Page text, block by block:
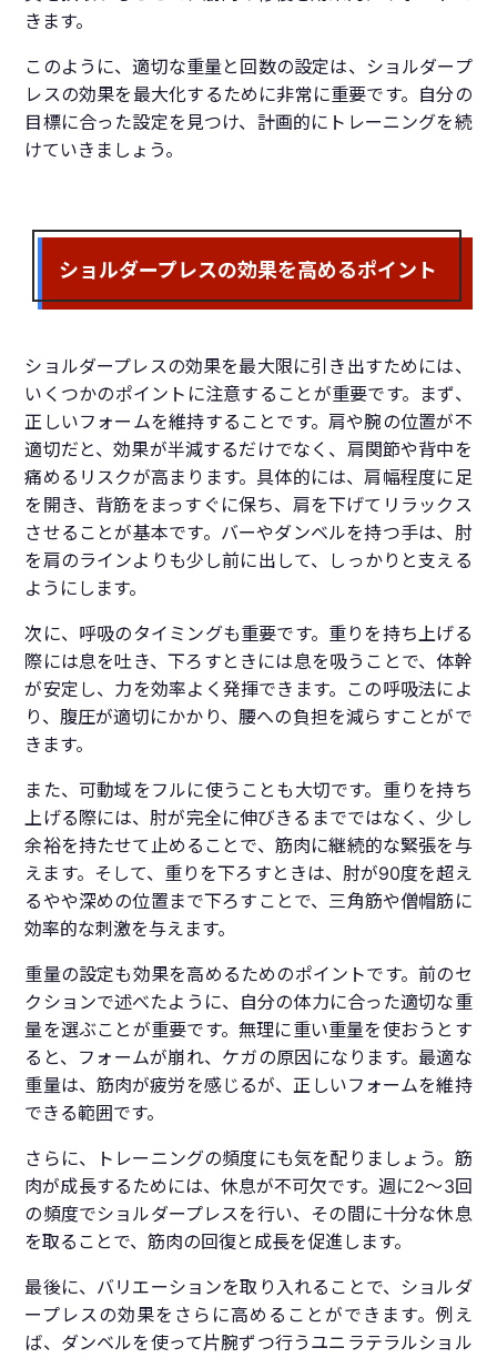
きます。
このように、適切な重量と回数の設定は、ショルダープ
レスの効果を最大化するために非常に重要です。自分の
目標に合った設定を見つけ、計画的にトレーニングを続
けていきましょう。
ショルダープレスの効果を高めるポイント
ショルダープレスの効果を最大限に引き出すためには、
いくつかのポイントに注意することが重要です。まず、
正しいフォームを維持することです。肩や腕の位置が不
適切だと、効果が半減するだけでなく、肩関節や背中を
痛めるリスクが高まります。具体的には、肩幅程度に足
を開き、背筋をまっすぐに保ち、肩を下げてリラックス
させることが基本です。バーやダンベルを持つ手は、肘
を肩のラインよりも少し前に出して、しっかりと支える
ようにします。
次に、呼吸のタイミングも重要です。重りを持ち上げる
際には息を吐き、下ろすときには息を吸うことで、体幹
が安定し、力を効率よく発揮できます。この呼吸法によ
り、腹圧が適切にかかり、腰への負担を減らすことがで
きます。
また、可動域をフルに使うことも大切です。重りを持ち
上げる際には、肘が完全に伸びきるまでではなく、少し
余裕を持たせて止めることで、筋肉に継続的な緊張を与
えます。そして、重りを下ろすときは、肘が90度を超え
るやや深めの位置まで下ろすことで、三角筋や僧帽筋に
効率的な刺激を与えます。
重量の設定も効果を高めるためのポイントです。前のセ
クションで述べたように、自分の体力に合った適切な重
量を選ぶことが重要です。無理に重い重量を使おうとす
ると、フォームが崩れ、ケガの原因になります。最適な
重量は、筋肉が疲労を感じるが、正しいフォームを維持
できる範囲です。
さらに、トレーニングの頻度にも気を配りましょう。筋
肉が成長するためには、休息が不可欠です。週に2〜3回
の頻度でショルダープレスを行い、その間に十分な休息
を取ることで、筋肉の回復と成長を促進します。
最後に、バリエーションを取り入れることで、ショルダ
ープレスの効果をさらに高めることができます。例え
ば、ダンベルを使って片腕ずつ行うユニラテラルショル